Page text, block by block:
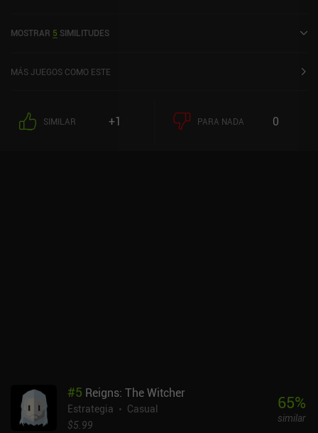
MOSTRAR 5 SIMILITUDES
MÁS JUEGOS COMO ESTE
SIMILAR +1 PARA NADA 0
#5 Reigns: The Witcher
Estrategia
Casual
$5.99
65%
similar